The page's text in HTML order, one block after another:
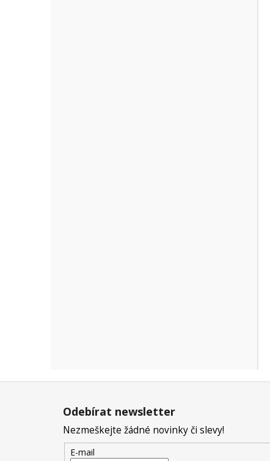
Z
Odebírat newsletter
Nezmeškejte žádné novinky či slevy!
E-mail